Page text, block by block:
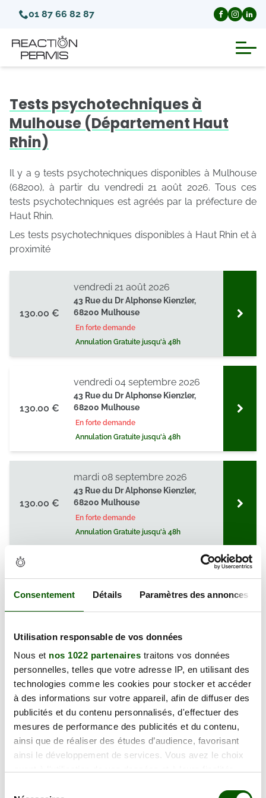
Consentement Détails Paramètres des annonces
Utilisation responsable de vos données
Nous et nos 1022 partenaires traitons vos données
personnelles, telles que votre adresse IP, en utilisant des
technologies comme les cookies pour stocker et accéder
à des informations sur votre appareil, afin de diffuser des
publicités et du contenu personnalisés, d'effectuer des
mesures de performance des publicités et du contenu,
ainsi que de réaliser des études d’audience, favorisant
ainsi le développement de services. Vous avez le choix
01 87 66 82 87
Invalidation du permis de conduire
Annulation du permis de conduire
Médecins agréés pour le permis
Visite médicale test psychotechnique
Tests psychotechniques à
Mulhouse (Département Haut
Rhin)
Il y a 9 tests psychotechniques disponibles à Mulhouse
(68200), à partir du vendredi 21 août 2026. Tous ces
tests psychotechniques est agréés par la préfecture de
Haut Rhin.
Les tests psychotechniques disponibles à Haut Rhin et à
proximité
130.00 €
43 Rue du Dr Alphonse Kienzler,
68200 Mulhouse
En forte demande
Annulation Gratuite jusqu'à 48h
vendredi 21 août 2026
130.00 €
43 Rue du Dr Alphonse Kienzler,
68200 Mulhouse
En forte demande
Annulation Gratuite jusqu'à 48h
vendredi 04 septembre 2026
130.00 €
43 Rue du Dr Alphonse Kienzler,
68200 Mulhouse
En forte demande
Annulation Gratuite jusqu'à 48h
mardi 08 septembre 2026
130.00 €
68200 Mulhouse
En forte demande
130.00 €
43 Rue du Dr Alphonse Kienzler,
En forte demande
Annulation Gratuite jusqu'à 48h
mardi 15 septembre 2026
43 Rue du Dr Alphonse Kienzler,
vendredi 18 septembre 2026